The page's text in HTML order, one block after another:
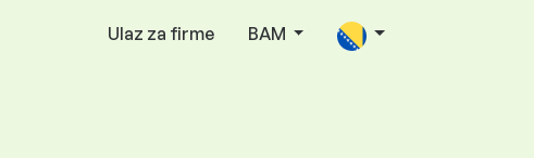
Ulaz za firme BAM